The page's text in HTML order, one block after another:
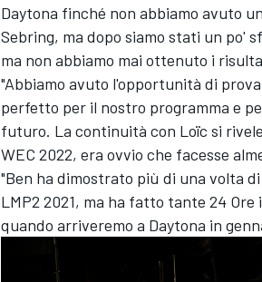
Daytona finché non abbiamo avuto
Sebring, ma dopo siamo stati un po'
ma non abbiamo mai ottenuto i
"Abbiamo avuto l'opportunità di
perfetto per il nostro programma e
futuro. La continuità con Loïc si
WEC 2022, era ovvio che facesse
"Ben ha dimostrato più di una volta
LMP2 2021, ma ha fatto tante 24
quando arriveremo a Daytona in